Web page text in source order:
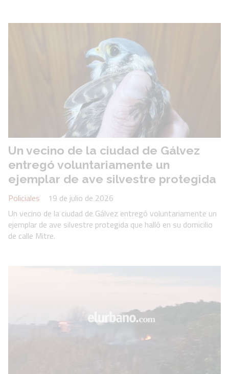
Un vecino de la ciudad de Gálvez
entregó voluntariamente un
ejemplar de ave silvestre protegida
Policiales
19 de julio de 2026
Un vecino de la ciudad de Gálvez entregó voluntariamente un
ejemplar de ave silvestre protegida que halló en su domicilio
de calle Mitre.